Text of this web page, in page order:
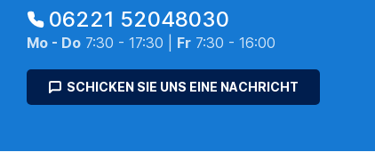
06221 52048030
Mo - Do 7:30 - 17:30 | Fr 7:30 - 16:00
SCHICKEN SIE UNS EINE NACHRICHT